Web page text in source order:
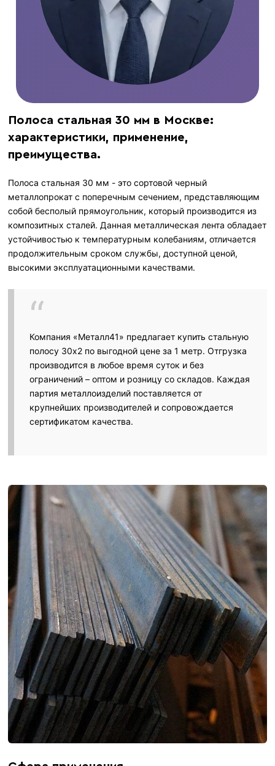
Полоса стальная 30 мм в Москве:
характеристики, применение,
преимущества.
Полоса стальная 30 мм - это сортовой черный
металлопрокат с поперечным сечением, представляющим
собой бесполый прямоугольник, который производится из
композитных сталей. Данная металлическая лента обладает
устойчивостью к температурным колебаниям, отличается
продолжительным сроком службы, доступной ценой,
высокими эксплуатационными качествами.
Компания «Металл41» предлагает купить стальную
полосу 30х2 по выгодной цене за 1 метр. Отгрузка
производится в любое время суток и без
ограничений – оптом и розницу со складов. Каждая
партия металлоизделий поставляется от
крупнейших производителей и сопровождается
сертификатом качества.